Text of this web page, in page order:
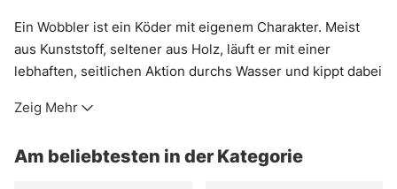
Ein Wobbler ist ein Köder mit eigenem Charakter. Meist
aus Kunststoff, seltener aus Holz, läuft er mit einer
lebhaften, seitlichen Aktion durchs Wasser und kippt dabei
ihn so nützlich, wenn Räuber auf Beute mit Druck und Reiz
schwimmt. Das ist praktisch, weil sich die Tiefe so sauber
Zeig Mehr
Am beliebtesten in der Kategorie